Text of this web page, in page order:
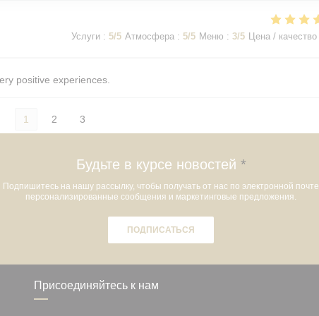
Услуги : 5/5 Атмосфера : 5/5 Меню : 3/5 Цена / качество
positive experiences.
1 2 3
Будьте в курсе новостей *
Подпишитесь на нашу рассылку, чтобы получать от нас по электронной почте
персонализированные сообщения и маркетинговые предложения.
ПОДПИСАТЬСЯ
Присоединяйтесь к нам